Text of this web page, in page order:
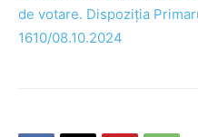
de votare. Dispoziția
1610/08.10.2024